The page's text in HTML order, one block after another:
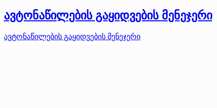
ავტონაწილების გაყიდვების მენეჯერი
ავტონაწილების გაყიდვების მენეჯერი